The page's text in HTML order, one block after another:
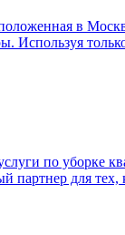
в
Используя
по уборке
партнер для тех,